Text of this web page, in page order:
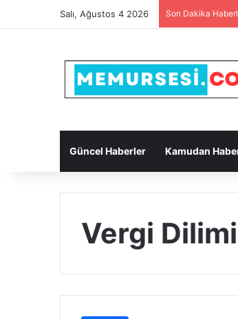
Salı, Ağustos 4 2026 Son Dakika
Güncel Haberler Kamudan
Vergi Dilimi